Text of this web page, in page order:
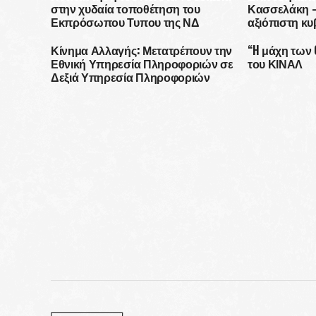
στην χυδαία τοποθέτηση του
Εκπρόσωπου Τυπου της ΝΔ
Κασσελάκη
αξιόπιστη
δηλώσεων
Κίνημα Αλλαγής: Μετατρέπουν την
Εθνική Υπηρεσία Πληροφοριών σε
Δεξιά Υπηρεσία Πληροφοριών
“H μάχη των
του ΚΙΝΑΛ